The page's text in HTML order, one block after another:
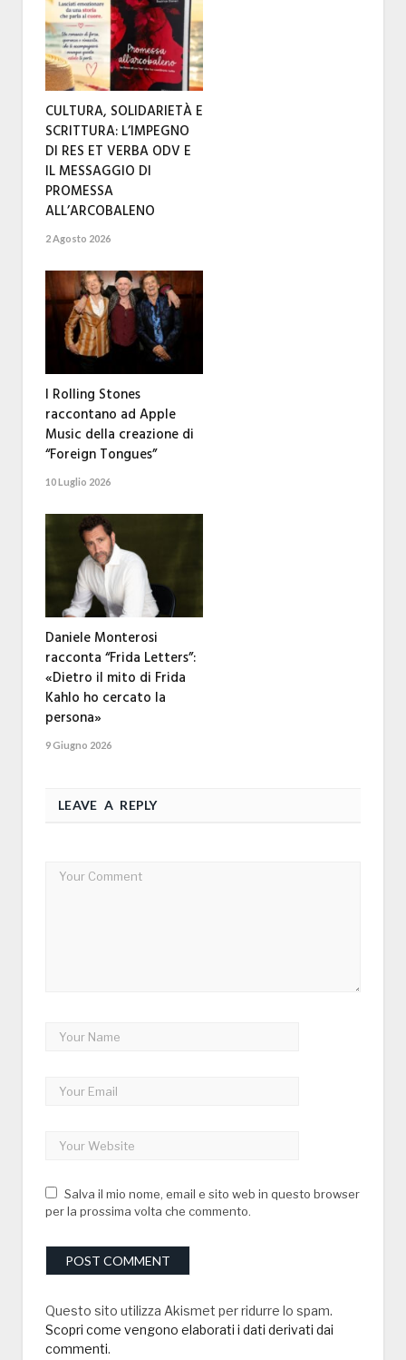
CULTURA, SOLIDARIETÀ E
SCRITTURA: L’IMPEGNO
DI RES ET VERBA ODV E
IL MESSAGGIO DI
PROMESSA
ALL’ARCOBALENO
2 Agosto 2026
I Rolling Stones
raccontano ad Apple
Music della creazione di
“Foreign Tongues”
10 Luglio 2026
Daniele Monterosi
racconta “Frida Letters”:
«Dietro il mito di Frida
Kahlo ho cercato la
persona»
9 Giugno 2026
LEAVE A REPLY
Salva il mio nome, email e sito web in questo browser
per la prossima volta che commento.
Questo sito utilizza Akismet per ridurre lo spam.
Scopri come vengono elaborati i dati derivati dai
commenti.